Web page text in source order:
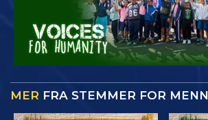
MER FRA STEMMER FOR